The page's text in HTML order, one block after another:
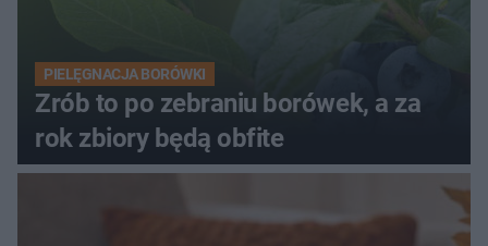
PIELĘGNACJA BORÓWKI
Zrób to po zebraniu borówek, a za
rok zbiory będą obfite